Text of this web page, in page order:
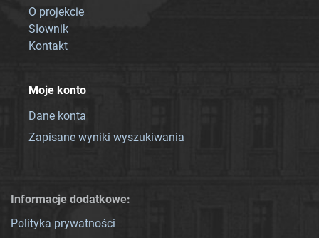
O projekcie
Słownik
Kontakt
Moje konto
Dane konta
Zapisane wyniki wyszukiwania
Informacje dodatkowe:
Polityka prywatności